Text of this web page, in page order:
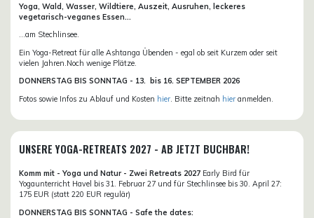
Yoga, Wald, Wasser, Wildtiere, Auszeit, Ausruhen, leckeres
vegetarisch-veganes Essen...
...am Stechlinsee.
Ein Yoga-Retreat für alle Ashtanga Übenden - egal ob seit Kurzem oder seit
vielen Jahren.Noch wenige Plätze.
DONNERSTAG BIS SONNTAG - 13. bis 16. SEPTEMBER 2026
Fotos sowie Infos zu Ablauf und Kosten hier . Bitte zeitnah hier anmelden.
UNSERE YOGA-RETREATS 2027 - AB JETZT BUCHBAR!
Komm mit - Yoga und Natur - Zwei Retreats 2027 Early Bird für
Yogaunterricht Havel bis 31. Februar 27 und für Stechlinsee bis 30. April 27:
175 EUR (statt 220 EUR regulär)
DONNERSTAG BIS SONNTAG - Safe the dates: